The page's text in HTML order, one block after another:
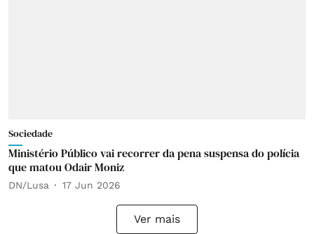
Sociedade
Ministério Público vai recorrer da pena suspensa do polícia
que matou Odair Moniz
DN/Lusa 17 Jun 2026
Ver mais